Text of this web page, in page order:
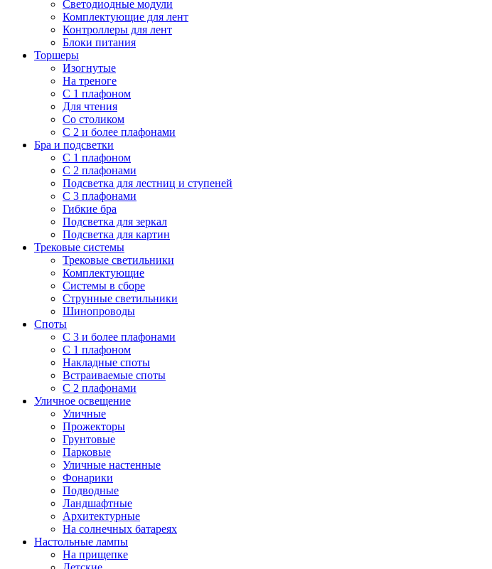
Светодиодные модули
Комплектующие для лент
Контроллеры для лент
Блоки питания
Торшеры
Изогнутые
На треноге
С 1 плафоном
Для чтения
Со столиком
С 2 и более плафонами
Бра и подсветки
С 1 плафоном
С 2 плафонами
Подсветка для лестниц и ступеней
С 3 плафонами
Гибкие бра
Подсветка для зеркал
Подсветка для картин
Трековые системы
Трековые светильники
Комплектующие
Системы в сборе
Струнные светильники
Шинопроводы
Споты
С 3 и более плафонами
С 1 плафоном
Накладные споты
Встраиваемые споты
С 2 плафонами
Уличное освещение
Уличные
Прожекторы
Грунтовые
Парковые
Уличные настенные
Фонарики
Подводные
Ландшафтные
Архитектурные
На солнечных батареях
Настольные лампы
На прищепке